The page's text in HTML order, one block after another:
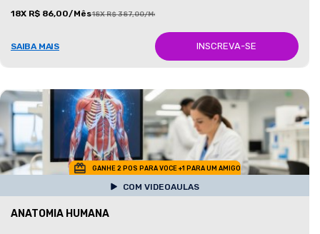
18X R$ 86,00/Mês18X R$ 387,00/Mês
SAIBA MAIS INSCREVA-SE
GANHE 2 POS PARA VOCE +1 PARA UM AMIGO
COM VIDEOAULAS
ANATOMIA HUMANA